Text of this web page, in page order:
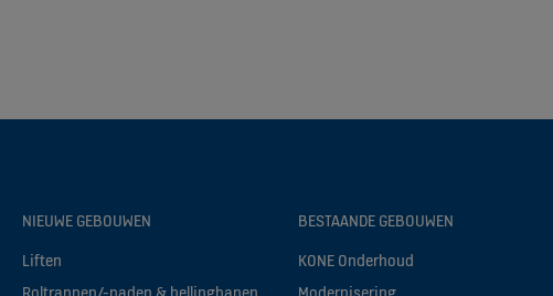
NIEUWE GEBOUWEN
Liften
BESTAANDE GEBOUWEN
KONE Onderhoud